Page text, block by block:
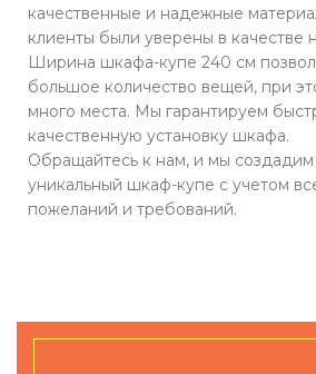
качественные и надежные
клиенты были уверены в качестве
Ширина шкафа-купе 240 см
большое количество вещей, при
много места. Мы гарантируем
качественную установку шкафа.
Обращайтесь к нам, и мы создадим
уникальный шкаф-купе с учетом
пожеланий и требований.